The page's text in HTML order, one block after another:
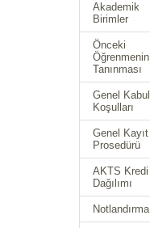
Akademik
Birimler
Önceki
Öğrenmenin
Tanınması
Genel Kabul
Koşulları
Genel Kayıt
Prosedürü
AKTS Kredi
Dağılımı
Notlandırma